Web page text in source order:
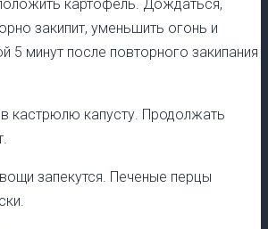
картофель. Дождаться,
закипит, уменьшить огонь и
5 минут после повторного закипания
кастрюлю капусту. Продолжать
запекутся. Печеные перцы